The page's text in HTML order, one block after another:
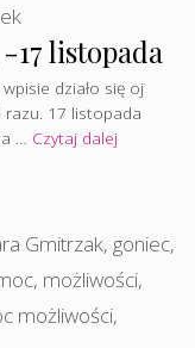
17 listopada
działo się oj
razu. 17 listopada
… Czytaj dalej
Gmitrzak, goniec,
, możliwości,
możliwości,